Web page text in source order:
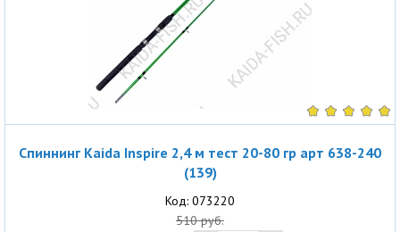
Спиннинг Kaida Inspire 2,4 м тест 20-80 гр арт 638-240
(139)
Код: 073220
510 руб.